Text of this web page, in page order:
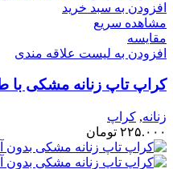
افزودن به سبد خرید
مشاهده سریع
مقایسه
افزودن به لیست علاقه مندی
کراپ تاپ زنانه مشکی با
زنانه, کراپ
۲۲۵.۰۰۰ تومان